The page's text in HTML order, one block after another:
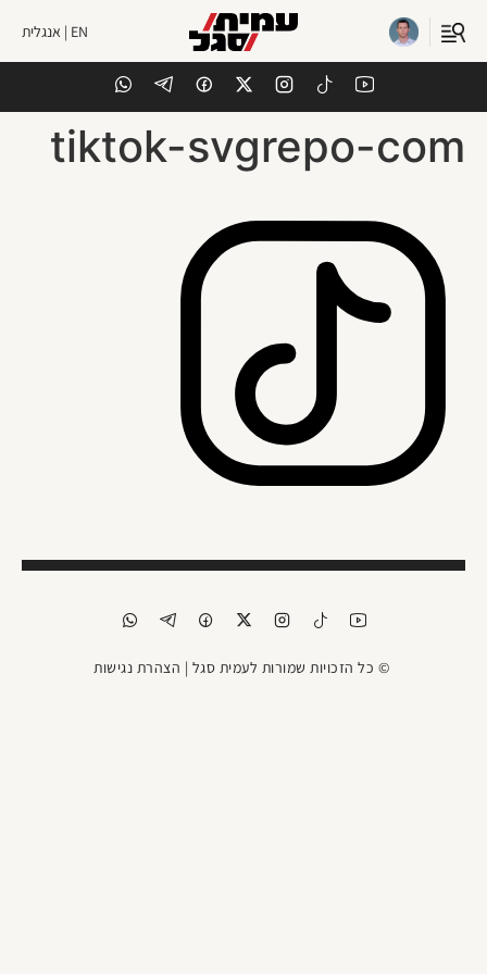
EN | אנגלית
tiktok-svgrepo-com
© כל הזכויות שמורות לעמית סגל | הצהרת נגישות